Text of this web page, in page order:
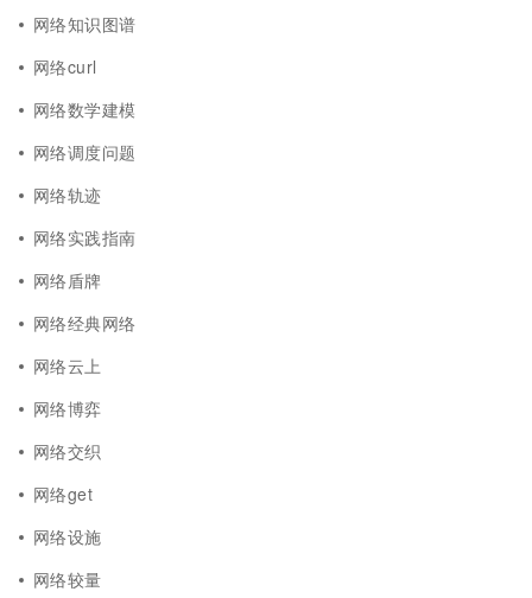
网络知识图谱
网络curl
网络数学建模
网络调度问题
网络轨迹
网络实践指南
网络盾牌
网络经典网络
网络云上
网络博弈
网络交织
网络get
网络设施
网络较量